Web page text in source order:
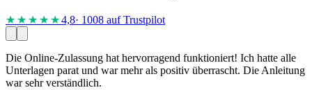
★★★★ ★4,8· 1008 auf Trustpilot
Die Online-Zulassung hat hervorragend funktioniert! Ich hatte alle
Unterlagen parat und war mehr als positiv überrascht. Die Anleitung
war sehr verständlich.